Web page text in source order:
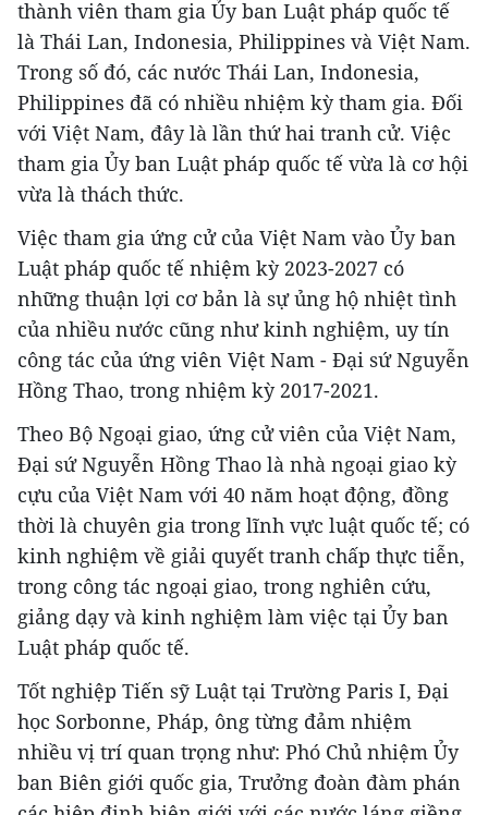
thành viên tham gia Ủy ban Luật pháp quốc tế
là Thái Lan, Indonesia, Philippines và Việt Nam.
Trong số đó, các nước Thái Lan, Indonesia,
Philippines đã có nhiều nhiệm kỳ tham gia. Đối
với Việt Nam, đây là lần thứ hai tranh cử. Việc
tham gia Ủy ban Luật pháp quốc tế vừa là cơ hội
vừa là thách thức.
Việc tham gia ứng cử của Việt Nam vào Ủy ban
Luật pháp quốc tế nhiệm kỳ 2023-2027 có
những thuận lợi cơ bản là sự ủng hộ nhiệt tình
của nhiều nước cũng như kinh nghiệm, uy tín
công tác của ứng viên Việt Nam - Đại sứ Nguyễn
Hồng Thao, trong nhiệm kỳ 2017-2021.
Theo Bộ Ngoại giao, ứng cử viên của Việt Nam,
Đại sứ Nguyễn Hồng Thao là nhà ngoại giao kỳ
cựu của Việt Nam với 40 năm hoạt động, đồng
thời là chuyên gia trong lĩnh vực luật quốc tế; có
kinh nghiệm về giải quyết tranh chấp thực tiễn,
trong công tác ngoại giao, trong nghiên cứu,
giảng dạy và kinh nghiệm làm việc tại Ủy ban
Luật pháp quốc tế.
Tốt nghiệp Tiến sỹ Luật tại Trường Paris I, Đại
học Sorbonne, Pháp, ông từng đảm nhiệm
nhiều vị trí quan trọng như: Phó Chủ nhiệm Ủy
ban Biên giới quốc gia, Trưởng đoàn đàm phán